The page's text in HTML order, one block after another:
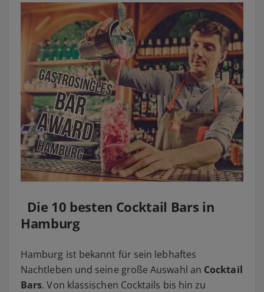
Die 10 besten Cocktail Bars in
Hamburg
Hamburg ist bekannt für sein lebhaftes
Nachtleben und seine große Auswahl an Cocktail
Bars. Von klassischen Cocktails bis hin zu